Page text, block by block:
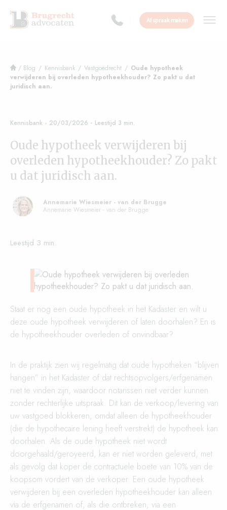
/ Blog / Kennisbank / Vastgoedrecht / Oude hypotheek
verwijderen bij overleden hypotheekhouder? Zo pakt u dat
juridisch aan.
Kennisbank 20/03/2026
Oude hypotheek verwijderen bij
overleden hypotheekhouder? Zo pakt
u dat juridisch aan.
Annemarie Wiesmeier - van der Brugge
Annemarie Wiesmeier - van der Brugge
Staat er nog een oude hypotheek in het Kadaster en wilt u
deze oude hypotheek verwijderen of laten doorhalen? En is
de hypotheekhouder overleden of onvindbaar?
In de praktijk zien wij regelmatig dat oude hypotheken “blijven
hangen” in het Kadaster of dat rechtsopvolgers/erfgenamen
niet te vinden zijn, waardoor notarissen niet verder kunnen
zonder rechterlijke uitspraak. Dit kan de verkoop/levering van
uw vastgoed blokkeren, omdat alleen de hypotheekhouder
(die de hypothecaire lening heeft verstrekt) de hypotheek kan
doorhalen. Als de oude hypotheek niet wordt
doorgehaald/geroyeerd, kan er niet worden geleverd, met
als gevolg dat koper de contractuele boete van 10% van de
koopsom vordert van de verkoper. Een oude hypotheek
verwijderen bij een overleden hypotheekhouder kan alleen
via de erfgenamen of, als die ontbreken, via een
Afspraak maken